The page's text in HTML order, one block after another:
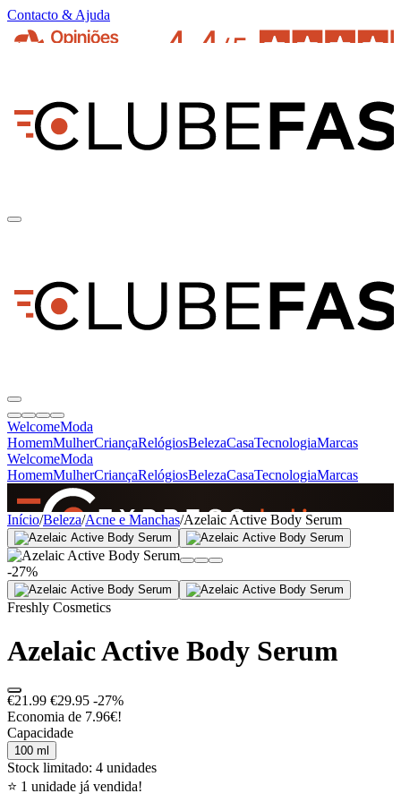
Contacto & Ajuda
WelcomeModa
HomemMulherCriançaRelógiosBelezaCasaTecnologiaMarcas
WelcomeModa
HomemMulherCriançaRelógiosBelezaCasaTecnologiaMarcas
SINCE 2005
+de 36.000 reviews
Início/Beleza/Acne e Manchas/Azelaic Active Body Serum
-27%
Freshly Cosmetics
Azelaic Active Body Serum
€21.99 €29.95 -27%
Economia de 7.96€!
Capacidade
100 ml
Stock limitado: 4 unidades
⭐ 1 unidade já vendida!